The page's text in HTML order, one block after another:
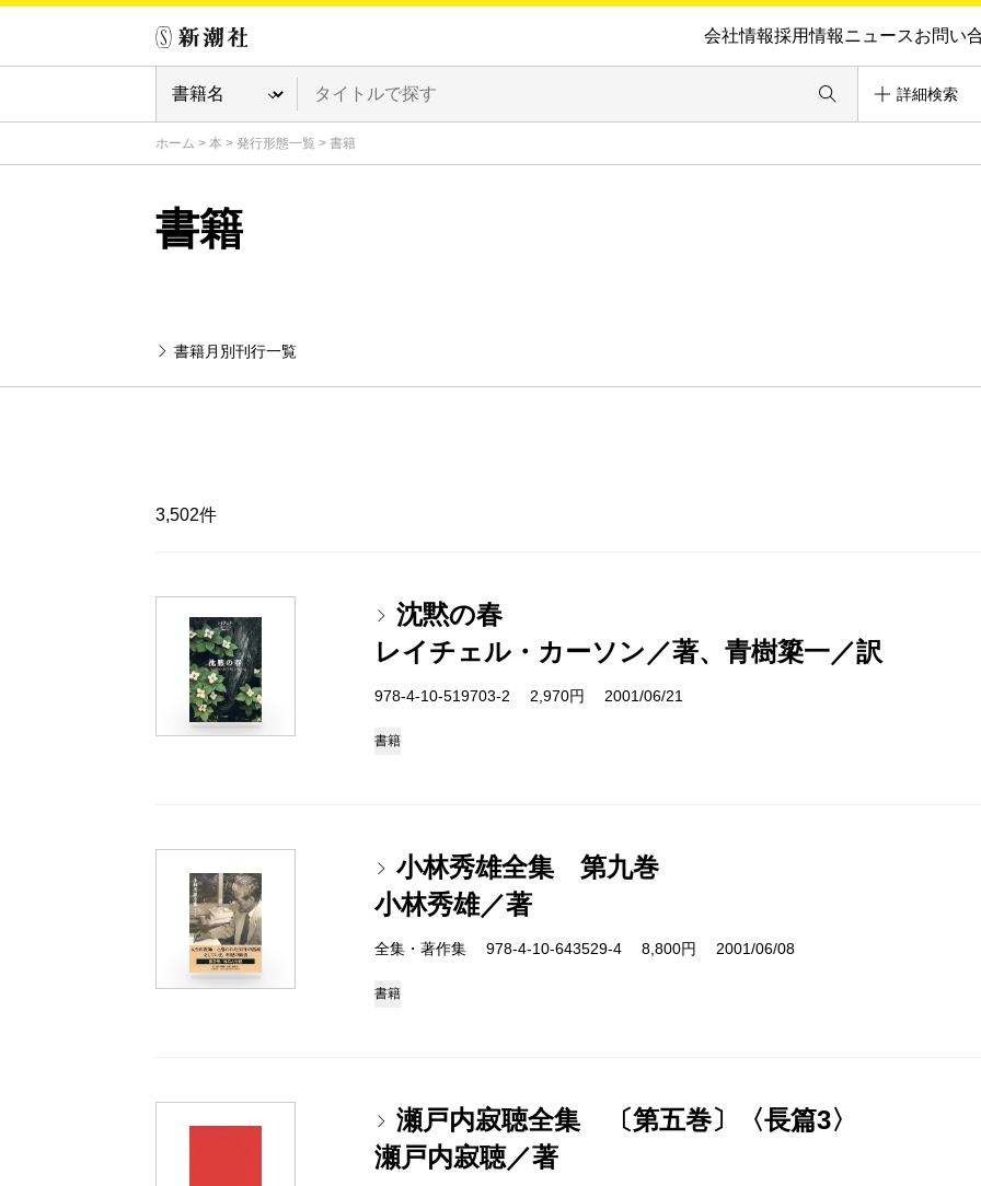
会社情報採用情報ニュースお問い
詳細検索
ホーム > 本 > 発行形態一覧 > 書籍
書籍
書籍月別刊行一覧
3,502件
沈黙の春
レイチェル・カーソン／著、青樹簗一／訳
978-4-10-519703-2 2,970円 2001/06/21
書籍
小林秀雄全集 第九巻
小林秀雄／著
全集・著作集 978-4-10-643529-4 8,800円 2001/06/08
書籍
瀬戸内寂聴全集 〔第五巻〕〈長篇3〉
瀬戸内寂聴／著